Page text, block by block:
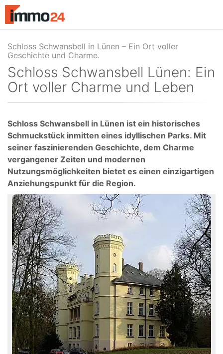
Accessibility
Modus
Navigation
zum
Inhalt
Schloss Schwansbell Lünen: Ein
Ort voller Charme und Leben
Schloss Schwansbell in Lünen ist ein historisches
Schmuckstück inmitten eines idyllischen Parks. Mit
seiner faszinierenden Geschichte, dem Charme
vergangener Zeiten und modernen
Nutzungsmöglichkeiten bietet es einen einzigartigen
Anziehungspunkt für die Region.